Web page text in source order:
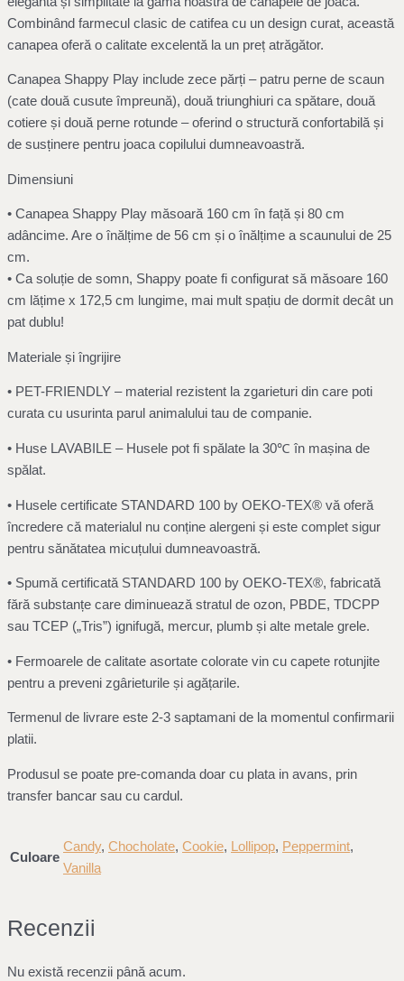
Combinând farmecul clasic de catifea cu un design curat, această
canapea oferă o calitate excelentă la un preț atrăgător.
Canapea Shappy Play include zece părți – patru perne de scaun
(cate două cusute împreună), două triunghiuri ca spătare, două
cotiere și două perne rotunde – oferind o structură confortabilă și
de susținere pentru joaca copilului dumneavoastră.
Dimensiuni
• Canapea Shappy Play măsoară 160 cm în față și 80 cm
adâncime. Are o înălțime de 56 cm și o înălțime a scaunului de 25
cm.
• Ca soluție de somn, Shappy poate fi configurat să măsoare 160
cm lățime x 172,5 cm lungime, mai mult spațiu de dormit decât un
pat dublu!
Materiale și îngrijire
• PET-FRIENDLY – material rezistent la zgarieturi din care poti
curata cu usurinta parul animalului tau de companie.
• Huse LAVABILE – Husele pot fi spălate la 30℃ în mașina de
spălat.
• Husele certificate STANDARD 100 by OEKO-TEX® vă oferă
încredere că materialul nu conține alergeni și este complet sigur
pentru sănătatea micuțului dumneavoastră.
• Spumă certificată STANDARD 100 by OEKO-TEX®, fabricată
fără substanțe care diminuează stratul de ozon, PBDE, TDCPP
sau TCEP („Tris”) ignifugă, mercur, plumb și alte metale grele.
• Fermoarele de calitate asortate colorate vin cu capete rotunjite
pentru a preveni zgârieturile și agățarile.
Termenul de livrare este 2-3 saptamani de la momentul confirmarii
platii.
Produsul se poate pre-comanda doar cu plata in avans, prin
transfer bancar sau cu cardul.
Culoare
Candy, Chocholate, Cookie, Lollipop, Peppermint,
Vanilla
Recenzii
Nu există recenzii până acum.